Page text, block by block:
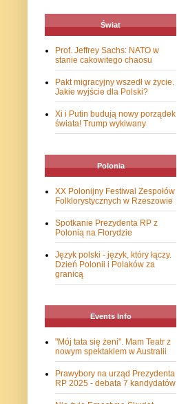
Świat
Prof. Jeffrey Sachs: NATO w
stanie cakowitego chaosu
Pakt migracyjny wszedł w życie.
Jakie wyjście dla Polski?
Xi i Putin budują nowy porządek
świata! Trump wykiwany
Polonia
XX Polonijny Festiwal Zespołów
Folklorystycznych w Rzeszowie
Spotkanie Prezydenta RP z
Polonią na Florydzie
Język polski - język, który łączy.
Dzień Polonii i Polaków za
granicą
Events Info
"Mój tata się żeni". Mam Teatr z
nowym spektaklem w Australii
Prawybory na urząd Prezydenta
RP 2025 - debata 7 kandydatów